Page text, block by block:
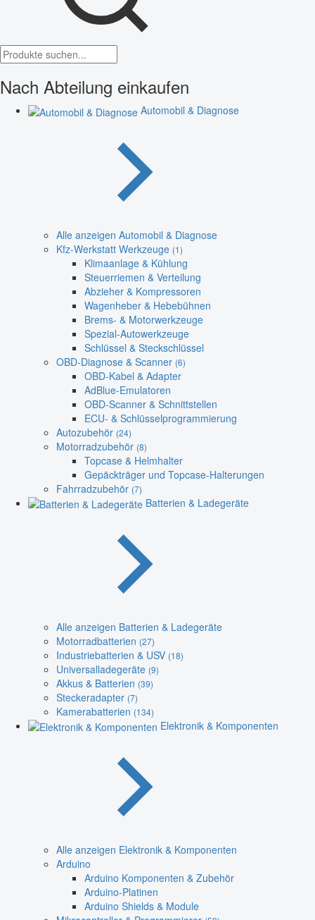
Nach Abteilung einkaufen
Automobil & Diagnose
Alle anzeigen Automobil & Diagnose
Kfz-Werkstatt Werkzeuge (1)
Klimaanlage & Kühlung
Steuerriemen & Verteilung
Abzieher & Kompressoren
Wagenheber & Hebebühnen
Brems- & Motorwerkzeuge
Spezial-Autowerkzeuge
Schlüssel & Steckschlüssel
OBD-Diagnose & Scanner (6)
OBD-Kabel & Adapter
AdBlue-Emulatoren
OBD-Scanner & Schnittstellen
ECU- & Schlüsselprogrammierung
Autozubehör (24)
Motorradzubehör (8)
Topcase & Helmhalter
Gepäckträger und Topcase-Halterungen
Fahrradzubehör (7)
Batterien & Ladegeräte
Alle anzeigen Batterien & Ladegeräte
Motorradbatterien (27)
Industriebatterien & USV (18)
Universalladegeräte (9)
Akkus & Batterien (39)
Steckeradapter (7)
Kamerabatterien (134)
Elektronik & Komponenten
Alle anzeigen Elektronik & Komponenten
Arduino
Arduino Komponenten & Zubehör
Arduino-Platinen
Arduino Shields & Module